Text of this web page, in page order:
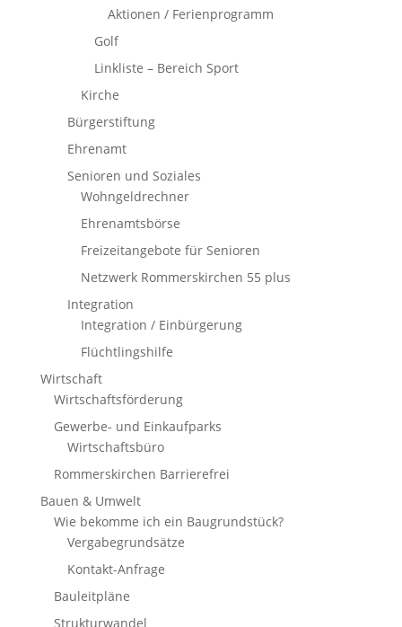
Aktionen / Ferienprogramm
Golf
Linkliste – Bereich Sport
Kirche
Bürgerstiftung
Ehrenamt
Senioren und Soziales
Wohngeldrechner
Ehrenamtsbörse
Freizeitangebote für Senioren
Netzwerk Rommerskirchen 55 plus
Integration
Integration / Einbürgerung
Flüchtlingshilfe
Wirtschaft
Wirtschaftsförderung
Gewerbe- und Einkaufparks
Wirtschaftsbüro
Rommerskirchen Barrierefrei
Bauen & Umwelt
Wie bekomme ich ein Baugrundstück?
Vergabegrundsätze
Kontakt-Anfrage
Bauleitpläne
Strukturwandel